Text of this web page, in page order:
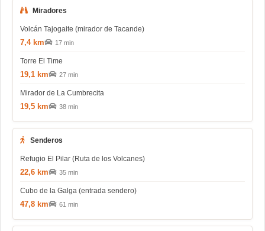
Miradores
Volcán Tajogaite (mirador de Tacande)
7,4 km 17 min
Torre El Time
19,1 km 27 min
Mirador de La Cumbrecita
19,5 km 38 min
Senderos
Refugio El Pilar (Ruta de los Volcanes)
22,6 km 35 min
Cubo de la Galga (entrada sendero)
47,8 km 61 min